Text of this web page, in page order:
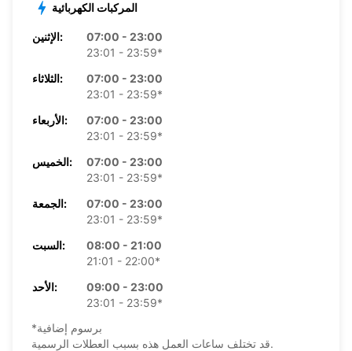
المركبات الكهربائية
الإثنين:
07:00 - 23:00
23:01 - 23:59*
الثلاثاء:
07:00 - 23:00
23:01 - 23:59*
الأربعاء:
07:00 - 23:00
23:01 - 23:59*
الخميس:
07:00 - 23:00
23:01 - 23:59*
الجمعة:
07:00 - 23:00
23:01 - 23:59*
السبت:
08:00 - 21:00
21:01 - 22:00*
الأحد:
09:00 - 23:00
23:01 - 23:59*
*برسوم إضافية
قد تختلف ساعات العمل هذه بسبب العطلات الرسمية.